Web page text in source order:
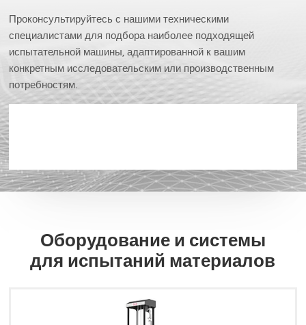
Проконсультируйтесь с нашими техническими
специалистами для подбора наиболее подходящей
испытательной машины, адаптированной к вашим
конкретным исследовательским или производственным
потребностям.
Оборудование и системы
для испытаний материалов